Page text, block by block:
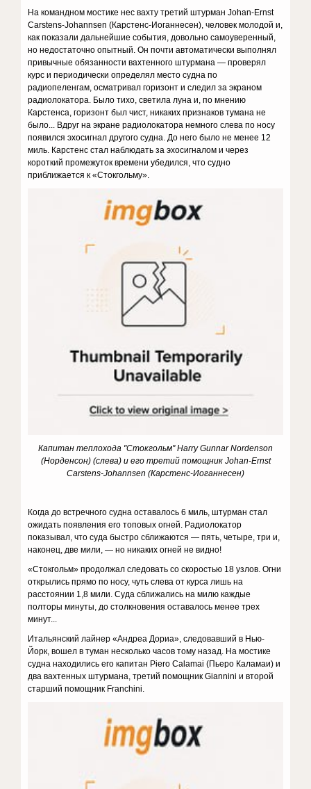
На командном мостике нес вахту третий штурман Johan-Ernst
Carstens-Johannsen (Карстенс-Иоганнесен), человек молодой и,
как показали дальнейшие события, довольно самоуверенный,
но недостаточно опытный. Он почти автоматически выполнял
привычные обязанности вахтенного штурмана — проверял
курс и периодически определял место судна по
радиопеленгам, осматривал горизонт и следил за экраном
радиолокатора. Было тихо, светила луна и, по мнению
Карстенса, горизонт был чист, никаких признаков тумана не
было... Вдруг на экране радиолокатора немного слева по носу
появился эхосигнал другого судна. До него было не менее 12
миль. Карстенс стал наблюдать за эхосигналом и через
короткий промежуток времени убедился, что судно
приближается к «Стокгольму».
Капитан теплохода "Стокгольм" Harry Gunnar Nordenson
(Норденсон) (слева) и его третий помощник Johan-Ernst
Carstens-Johannsen (Карстенс-Иоганнесен)
Когда до встречного судна оставалось 6 миль, штурман стал
ожидать появления его топовых огней. Радиолокатор
показывал, что суда быстро сближаются — пять, четыре, три и,
наконец, две мили, — но никаких огней не видно!
«Стокгольм» продолжал следовать со скоростью 18 узлов. Огни
открылись прямо по носу, чуть слева от курса лишь на
расстоянии 1,8 мили. Суда сближались на милю каждые
полторы минуты, до столкновения оставалось менее трех
минут...
Итальянский лайнер «Андреа Дориа», следовавший в Нью-
Йорк, вошел в туман несколько часов тому назад. На мостике
судна находились его капитан Piero Calamai (Пьеро Каламаи) и
два вахтенных штурмана, третий помощник Giannini и второй
старший помощник Franchini.